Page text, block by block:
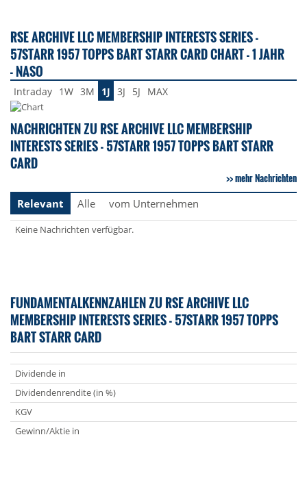
RSE ARCHIVE LLC MEMBERSHIP INTERESTS SERIES -
57STARR 1957 TOPPS BART STARR CARD CHART - 1 JAHR
- NASO
Intraday 1W 3M 1J 3J 5J MAX
NACHRICHTEN ZU RSE ARCHIVE LLC MEMBERSHIP
INTERESTS SERIES - 57STARR 1957 TOPPS BART STARR
CARD
mehr Nachrichten
Relevant
Alle vom Unternehmen
Keine Nachrichten verfügbar.
FUNDAMENTALKENNZAHLEN ZU RSE ARCHIVE LLC
MEMBERSHIP INTERESTS SERIES - 57STARR 1957 TOPPS
BART STARR CARD
Dividende in
Dividendenrendite (in %)
KGV
Gewinn/Aktie in